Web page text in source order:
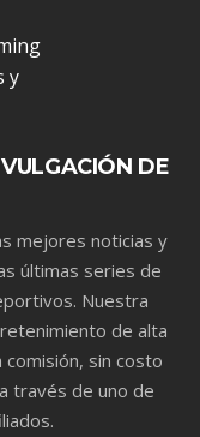
DE
mejores noticias y
últimas series de
Nuestra
de alta
sin costo
través de uno de